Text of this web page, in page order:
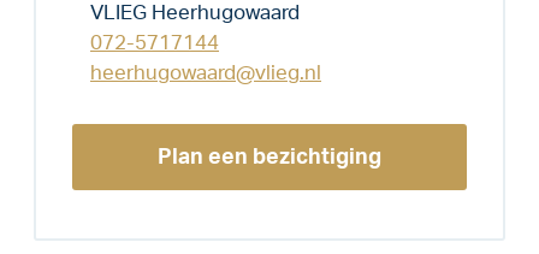
VLIEG Heerhugowaard
072-5717144
heerhugowaard@vlieg.nl
Plan een bezichtiging